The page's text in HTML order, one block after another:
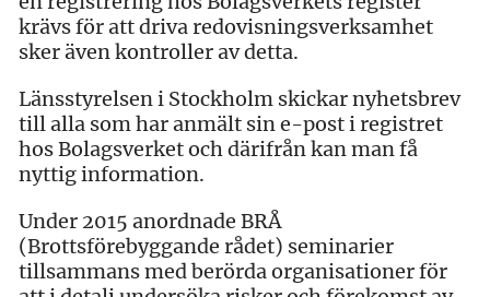
krävs för att driva redovisningsverksamhet
sker även kontroller av detta.
Länsstyrelsen i Stockholm skickar nyhetsbrev
till alla som har anmält sin e-post i registret
hos Bolagsverket och därifrån kan man få
nyttig information.
Under 2015 anordnade BRÅ
(Brottsförebyggande rådet) seminarier
tillsammans med berörda organisationer för